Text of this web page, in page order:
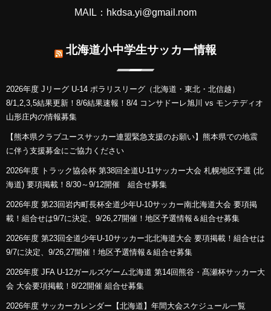
MAIL：hkdsa.yi@gmail.nom
北海道小中学生サッカー情報
2026年度 Jリーグ U-14 ポラリスリーグ（北海道・東北・北信越）
8/1,2,3,5結果更新！8/6結果速報！8/4 コンサドーレ旭川 vs モンテディオ
山形庄内の情報募集
【熊本県クラブユースサッカー連盟緊急支援のお願い】熊本県での地震
に伴う支援募金にご協力ください
2026年度 トラック協会杯 第38回全道U-11サッカー大会 札幌地区予選 (北
海道) 要項掲載！8/30～9/12開催 組合せ募集
2026年度 第23回岩内町長杯全道少年U-10サッカー南北海道大会 要項掲
載！組合せは9/7に決定、9/26,27開催！地区予選情報＆組合せ募集
2026年度 第23回全道少年U-10サッカー北北海道大会 要項掲載！組合せは
9/7に決定、9/26,27開催！地区予選情報＆組合せ募集
2026年度 JFA U-12ガールズゲーム北海道 第14回熊谷・髙瀬杯サッカー大
会 大会要項掲載！8/22開催 組合せ募集
2026年度 サッカーカレンダー【北海道】年間大会スケジュール一覧